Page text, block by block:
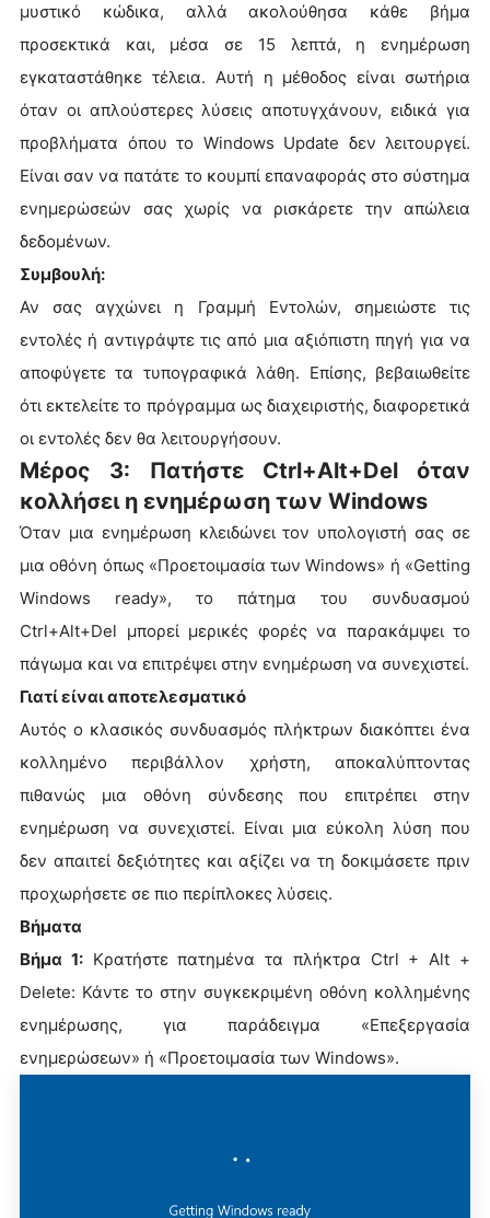
μυστικό κώδικα, αλλά ακολούθησα κάθε βήμα
προσεκτικά και, μέσα σε 15 λεπτά, η ενημέρωση
εγκαταστάθηκε τέλεια. Αυτή η μέθοδος είναι σωτήρια
όταν οι απλούστερες λύσεις αποτυγχάνουν, ειδικά για
προβλήματα όπου το Windows Update δεν λειτουργεί.
Είναι σαν να πατάτε το κουμπί επαναφοράς στο σύστημα
ενημερώσεών σας χωρίς να ρισκάρετε την απώλεια
δεδομένων.
Συμβουλή:
Αν σας αγχώνει η Γραμμή Εντολών, σημειώστε τις
εντολές ή αντιγράψτε τις από μια αξιόπιστη πηγή για να
αποφύγετε τα τυπογραφικά λάθη. Επίσης, βεβαιωθείτε
ότι εκτελείτε το πρόγραμμα ως διαχειριστής, διαφορετικά
οι εντολές δεν θα λειτουργήσουν.
Μέρος 3: Πατήστε Ctrl+Alt+Del όταν
κολλήσει η ενημέρωση των Windows
Όταν μια ενημέρωση κλειδώνει τον υπολογιστή σας σε
μια οθόνη όπως «Προετοιμασία των Windows» ή «Getting
Windows ready», το πάτημα του συνδυασμού
Ctrl+Alt+Del μπορεί μερικές φορές να παρακάμψει το
πάγωμα και να επιτρέψει στην ενημέρωση να συνεχιστεί.
Γιατί είναι αποτελεσματικό
Αυτός ο κλασικός συνδυασμός πλήκτρων διακόπτει ένα
κολλημένο περιβάλλον χρήστη, αποκαλύπτοντας
πιθανώς μια οθόνη σύνδεσης που επιτρέπει στην
ενημέρωση να συνεχιστεί. Είναι μια εύκολη λύση που
δεν απαιτεί δεξιότητες και αξίζει να τη δοκιμάσετε πριν
προχωρήσετε σε πιο περίπλοκες λύσεις.
Βήματα
Βήμα 1:Κρατήστε πατημένα τα πλήκτρα Ctrl + Alt +
Delete: Κάντε το στην συγκεκριμένη οθόνη κολλημένης
ενημέρωσης, για παράδειγμα «Επεξεργασία
ενημερώσεων» ή «Προετοιμασία των Windows».